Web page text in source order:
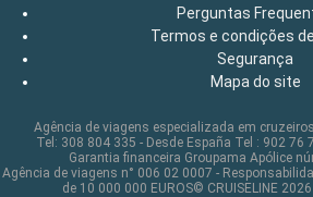
Perguntas
Termos e condições
Segurança
Mapa do site
Agência de viagens especializada em cruzeiros
Tel: 308 804 335 - Desde España Tel : 902 76
Garantia financeira Groupama Apólice
Agência de viagens n° 006 02 0007 -
de 10 000 000 EUROS© CRUISELINE